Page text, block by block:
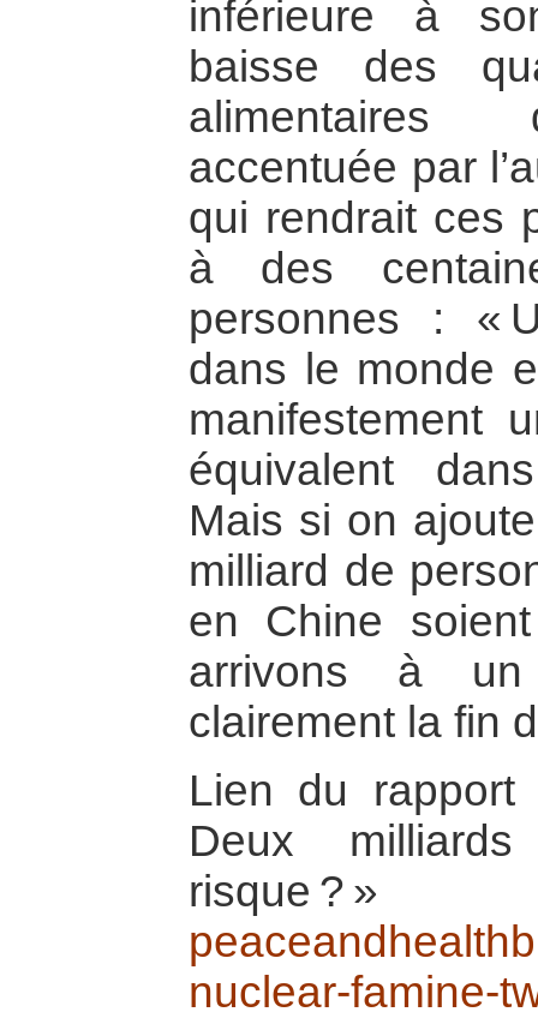
inférieure à
baisse des
alimentaires
accentuée par
qui rendrait ces
à des
personnes : «
dans le monde
manifestement
équivalent
Mais si on
milliard de
en Chine
arrivons à
clairement la fin
Lien du rapport
Deux
nuclear-famine-